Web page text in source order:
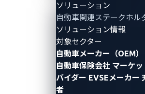
ソリューション
自動車関連ステークホル
ソリューション情報
対象セクター
自動車メーカー（OEM）
自動車保険会社 マーケ
バイダー EVSEメーカー
者